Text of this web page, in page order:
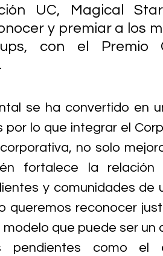
UC, Magical
y premiar a los
con el Premio
se ha convertido en
por lo que integrar el
no solo
fortalece la relación
y comunidades de
queremos reconocer
que puede ser un
pendientes como el